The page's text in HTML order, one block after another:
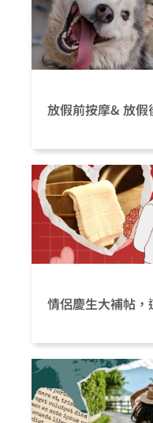
放假前按摩& 放假
情侶慶生大補帖，